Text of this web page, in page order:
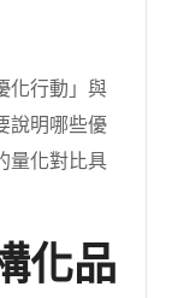
化行動」與
說明哪些優
量化對比具
化品